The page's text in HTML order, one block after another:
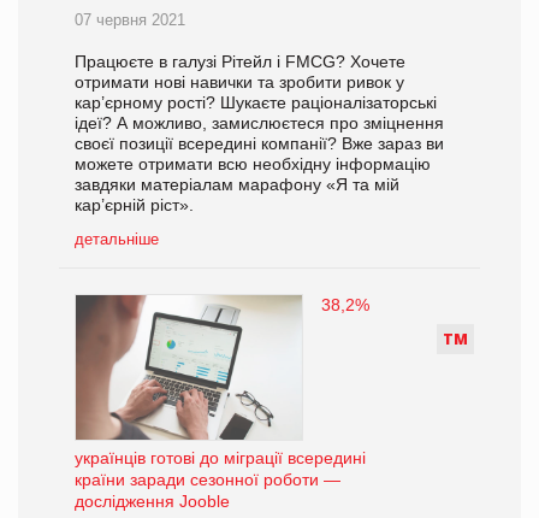
07 червня 2021
Працюєте в галузі Рітейл і FMCG? Хочете
отримати нові навички та зробити ривок у
кар’єрному рості? Шукаєте раціоналізаторські
ідеї? А можливо, замислюєтеся про зміцнення
своєї позиції всередині компанії? Вже зараз ви
можете отримати всю необхідну інформацію
завдяки матеріалам марафону «Я та мій
кар’єрній ріст».
детальніше
ТМ
38,2%
українців готові до міграції всередині
країни заради сезонної роботи —
дослідження Jooble